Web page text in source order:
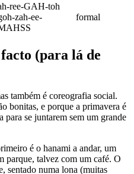
ree-GAH-toh
zah-ee-
formal
(para lá de
também é coreografia social.
bonitas, e porque a primavera é
para se juntarem sem um grande
é o hanami a andar, um
parque, talvez com um café. O
sentado numa lona (muitas